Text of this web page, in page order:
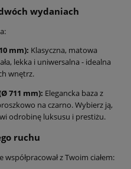
wydaniach
mm): Klasyczna, matowa
lekka i uniwersalna - idealna
wnętrz.
711 mm): Elegancka baza z
na czarno. Wybierz ją,
odrobinę luksusu i prestiżu.
ruchu
z Twoim ciałem: